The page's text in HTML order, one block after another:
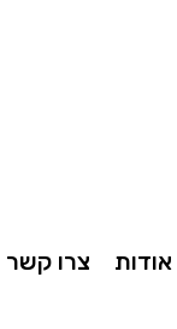
אודות צרו קשר